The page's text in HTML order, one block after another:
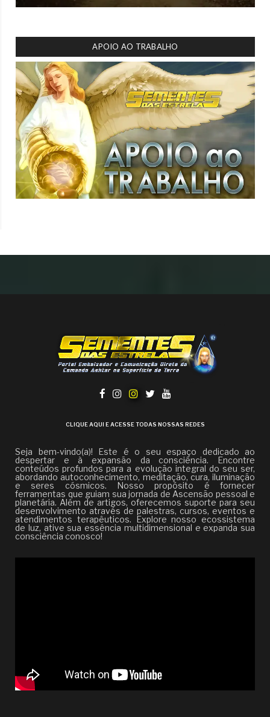
APOIO AO TRABALHO
CLIQUE AQUI E ACESSE TODAS NOSSAS REDES
Seja bem-vindo(a)! Este é o seu espaço dedicado ao
despertar e à expansão da consciência. Encontre
conteúdos profundos para a evolução integral do seu ser,
abordando autoconhecimento, meditação, cura, iluminação
e seres cósmicos. Nosso propósito é fornecer
ferramentas que guiam sua jornada de Ascensão pessoal e
planetária. Além de artigos, oferecemos suporte para seu
desenvolvimento através de palestras, cursos, eventos e
atendimentos terapêuticos. Explore nosso ecossistema
de luz, ative sua essência multidimensional e expanda sua
consciência conosco!